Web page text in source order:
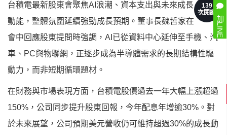
加LINE
139
次閱讀
台積電最新股東會聚焦AI浪潮、資本支出與未來成長
動能，整體氛圍延續強勁成長預期。董事長魏哲家在
會中回應股東提問時強調，AI已從資料中心延伸至手機、汽
車、PC與物聯網，正逐步成為半導體需求的長期結構性驅
動力，而非短期循環題材。
在財務與市場表現方面，台積電股價過去一年大幅上漲超過
150%，公司同步提升股東回報，今年配息年增逾30%。對
於未來展望，公司預期美元營收仍可維持超過30%的成長動